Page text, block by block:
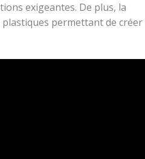
exigeantes. De plus, la
permettant de créer